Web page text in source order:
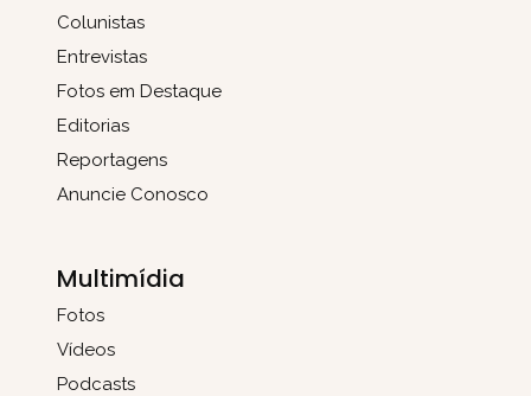
Colunistas
Entrevistas
Fotos em Destaque
Editorias
Reportagens
Anuncie Conosco
Multimídia
Fotos
Vídeos
Podcasts